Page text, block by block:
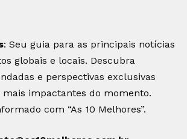
: Seu guia para as principais notícias
globais e locais. Descubra
e perspectivas exclusivas
mais impactantes do momento.
com “As 10 Melhores”.